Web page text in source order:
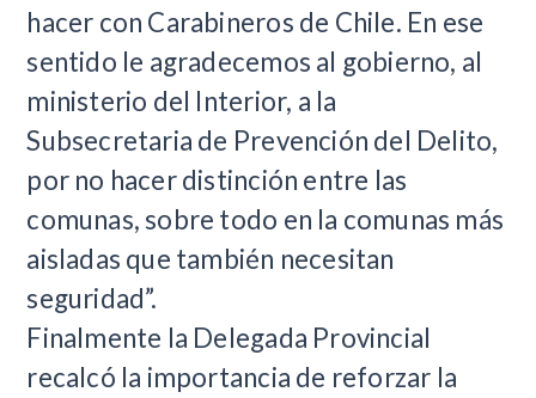
hacer con Carabineros de Chile. En ese
sentido le agradecemos al gobierno, al
ministerio del Interior, a la
Subsecretaria de Prevención del Delito,
por no hacer distinción entre las
comunas, sobre todo en la comunas más
aisladas que también necesitan
seguridad”.
Finalmente la Delegada Provincial
recalcó la importancia de reforzar la